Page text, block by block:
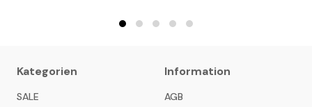
Kategorien
SALE
Information
AGB